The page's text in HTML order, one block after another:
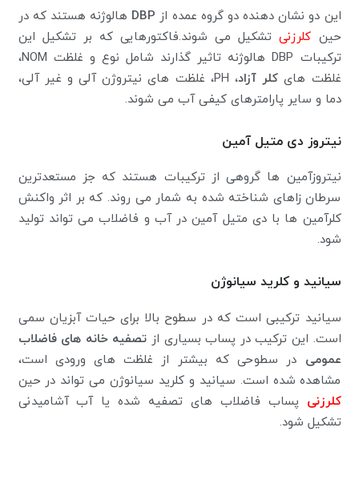
این دو نشان دهنده دو گروه عمده از
هالوژنه هستند که در
حین کلرزنیتشکیل می شوند.فاکتورهایی که بر تشکیل این
ترکیبات DBP هالوژنه تاثیر گذارند شامل نوع و غلظت NOM،
غلظت هایکلر آزاد
، PH، غلظت های نیتروژن آلی و غیر آلی،
دما و سایر پارامترهای کیفی آب می شوند.
نیتروز دی متیل آمین
نیتروزآمین ها گروهی از ترکیبات هستند که جز مستعدترین
سرطان زاهای شناخته شده به شمار می روند. که بر اثر واکنش
کلرآمین ها با دی متیل آمین در آب و فاضلاب می تواند تولید
شود.
سیانید و کلرید سیانوژن
سیانید ترکیبی است که در سطوح بالا برای حیات آبزیان سمی
است. این ترکیب در پساب بسیاری از تصفیه خانه های فاضلاب
عمومی در سطوحی که بیشتر از غلظت های ورودی است،
مشاهده شده است. سیانید و کلرید سیانوژن می تواند در حین
کلرزنی پساب فاضلاب های تصفیه شده یا آب آشامیدنی
تشکیل شود.